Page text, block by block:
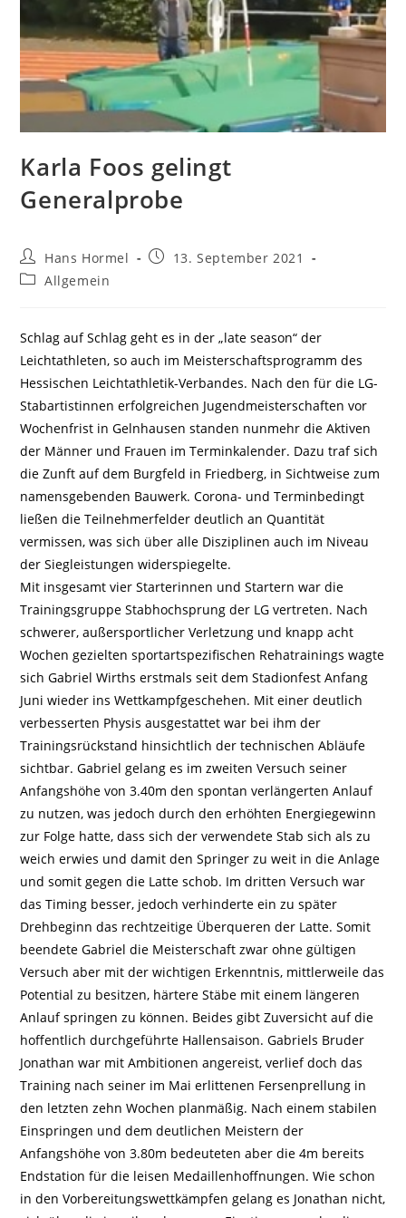
Karla Foos gelingt
Generalprobe
Beitrags-
Autor:
Hans Hormel
Beitrag13. September 2021
Beitrags-
Allgemein
Schlag auf Schlag geht es in der „late season“ der
Leichtathleten, so auch im Meisterschaftsprogramm des
Hessischen Leichtathletik-Verbandes. Nach den für die LG-
Stabartistinnen erfolgreichen Jugendmeisterschaften vor
Wochenfrist in Gelnhausen standen nunmehr die Aktiven
der Männer und Frauen im Terminkalender. Dazu traf sich
die Zunft auf dem Burgfeld in Friedberg, in Sichtweise zum
namensgebenden Bauwerk. Corona- und Terminbedingt
ließen die Teilnehmerfelder deutlich an Quantität
vermissen, was sich über alle Disziplinen auch im Niveau
der Siegleistungen widerspiegelte.
Mit insgesamt vier Starterinnen und Startern war die
Trainingsgruppe Stabhochsprung der LG vertreten. Nach
schwerer, außersportlicher Verletzung und knapp acht
Wochen gezielten sportartspezifischen Rehatrainings wagte
sich Gabriel Wirths erstmals seit dem Stadionfest Anfang
Juni wieder ins Wettkampfgeschehen. Mit einer deutlich
verbesserten Physis ausgestattet war bei ihm der
Trainingsrückstand hinsichtlich der technischen Abläufe
sichtbar. Gabriel gelang es im zweiten Versuch seiner
Anfangshöhe von 3.40m den spontan verlängerten Anlauf
zu nutzen, was jedoch durch den erhöhten Energiegewinn
zur Folge hatte, dass sich der verwendete Stab sich als zu
weich erwies und damit den Springer zu weit in die Anlage
und somit gegen die Latte schob. Im dritten Versuch war
das Timing besser, jedoch verhinderte ein zu später
Drehbeginn das rechtzeitige Überqueren der Latte. Somit
beendete Gabriel die Meisterschaft zwar ohne gültigen
Versuch aber mit der wichtigen Erkenntnis, mittlerweile das
Potential zu besitzen, härtere Stäbe mit einem längeren
Anlauf springen zu können. Beides gibt Zuversicht auf die
hoffentlich durchgeführte Hallensaison. Gabriels Bruder
Jonathan war mit Ambitionen angereist, verlief doch das
Training nach seiner im Mai erlittenen Fersenprellung in
den letzten zehn Wochen planmäßig. Nach einem stabilen
Einspringen und dem deutlichen Meistern der
Anfangshöhe von 3.80m bedeuteten aber die 4m bereits
Endstation für die leisen Medaillenhoffnungen. Wie schon
in den Vorbereitungswettkämpfen gelang es Jonathan nicht,